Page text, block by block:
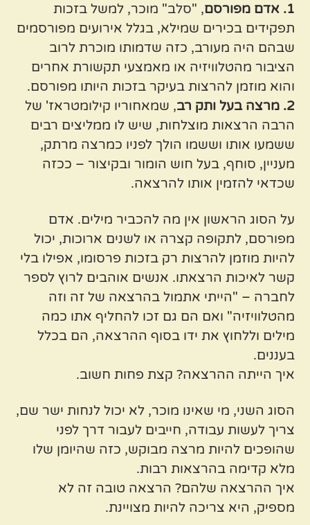
1. אדם מפורסם
, "סלב" מוכר, למשל בזכות
תפקידים בכירים שמילא, בגלל אירועים מפורסמים
שבהם היה מעורב, כזה שדמותו מוכרת לרוב
הציבור מהטלוויזיה או מאמצעי תקשורת אחרים
והוא מוזמן להרצות בעיקר בזכות היותו מפורסם.
2. מרצה בעל ותק רב
, שמאחוריו קילומטראז' של
הרבה הרצאות מוצלחות, שיש לו ממליצים רבים
ששמעו אותו וששמו הולך לפניו כמרצה מרתק,
מעניין, סוחף, בעל חוש הומור ובקיצור – ככזה
שכדאי להזמין אותו להרצאה.
על הסוג הראשון אין מה להכביר מילים. אדם
מפורסם, לתקופה קצרה או לשנים ארוכות, יכול
להיות מוזמן להרצות רק בזכות פרסומו, אפילו בלי
קשר לאיכות הרצאתו. אנשים אוהבים לרוץ לספר
לחברה – "הייתי אתמול בהרצאה של זה וזה
מהטלוויזיה" ואם הם גם זכו להחליף אתו כמה
מילים וללחוץ את ידו בסוף ההרצאה, הם בכלל
בעננים.
איך הייתה ההרצאה? קצת פחות חשוב.
הסוג השני, מי שאינו מוכר, לא יכול לנחות ישר שם,
צריך לעשות עבודה, חייבים לעבור דרך לפני
שהופכים להיות מרצה מבוקש, כזה שהיומן שלו
מלא קדימה בהרצאות רבות.
איך ההרצאה שלהם? הרצאה טובה זה לא
מספיק, היא צריכה להיות מצויינת.